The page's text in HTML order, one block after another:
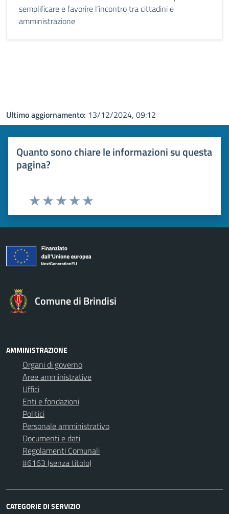
semplificare e favorire l’incontro tra cittadini e
amministrazione
Ultimo aggiornamento: 13/12/2024, 09:12
Quanto sono chiare le informazioni su questa
pagina?
Valuta 5 stelle su 5
Valuta 4 stelle su 5
Valuta 3 stelle su 5
Valuta 2 stelle su 5
Valuta 1 stelle su 5
Comune di Brindisi
AMMINISTRAZIONE
Organi di governo
Aree amministrative
Uffici
Enti e fondazioni
Politici
Personale amministrativo
Documenti e dati
Regolamenti Comunali
#6163 (senza titolo)
CATEGORIE DI SERVIZIO